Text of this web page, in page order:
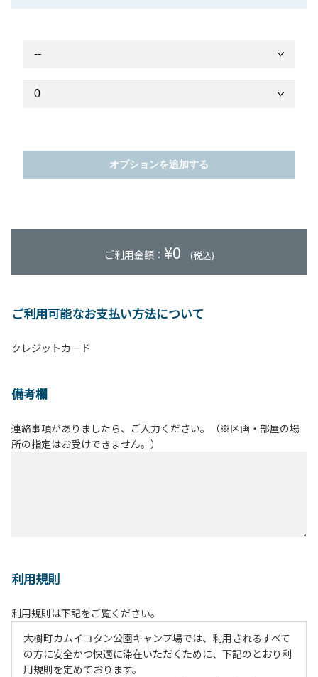
オプションを追加する
ご利用金額： ¥0 (税込)
ご利用可能なお支払い方法について
クレジットカード
備考欄
連絡事項がありましたら、ご入力ください。（※区画・部屋の場
所の指定はお受けできません。）
利用規則
利用規則は下記をご覧ください。
大樹町カムイコタン公園キャンプ場では、利用されるすべて
の方に安全かつ快適に滞在いただくために、下記のとおり利
用規則を定めております。